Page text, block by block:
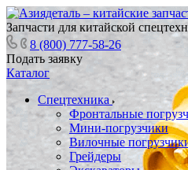
Запчасти для китайской
8 (800) 777-58-26
Подать заявку
Каталог
Спецтехника
Фронтальные
Мини-погрузчики
Вилочные
Грейдеры